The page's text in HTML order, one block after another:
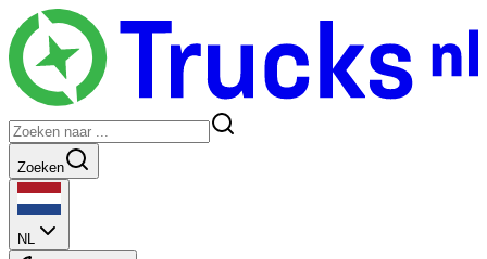
Zoeken
NL